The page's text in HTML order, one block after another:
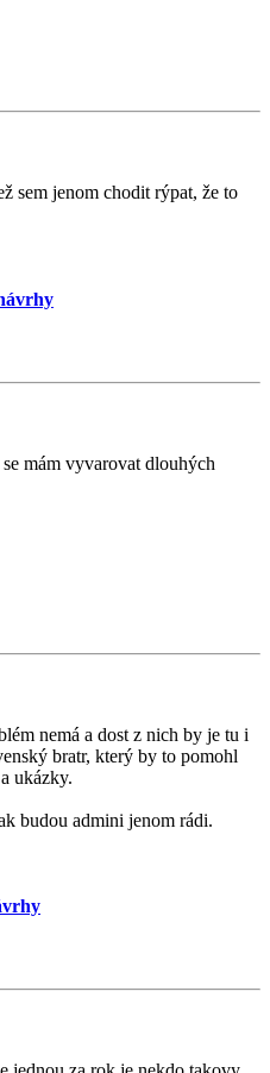
sem jenom chodit rýpat, že to
mám vyvarovat dlouhých
nemá a dost z nich by je tu i
bratr, který by to pomohl
ukázky.
budou admini jenom rádi.